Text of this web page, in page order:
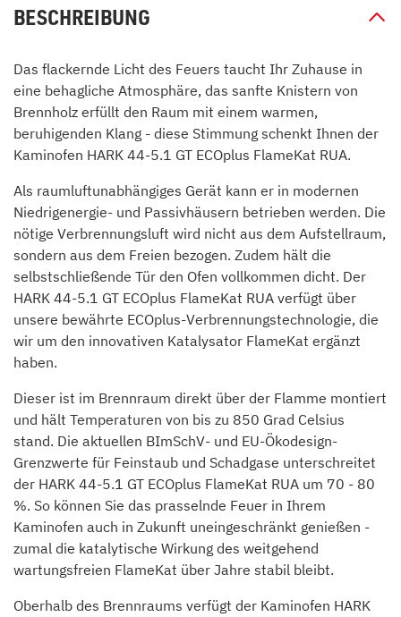
BESCHREIBUNG
Das flackernde Licht des Feuers taucht Ihr Zuhause in
eine behagliche Atmosphäre, das sanfte Knistern von
Brennholz erfüllt den Raum mit einem warmen,
beruhigenden Klang - diese Stimmung schenkt Ihnen der
Kaminofen HARK 44-5.1 GT ECOplus FlameKat RUA.
Als raumluftunabhängiges Gerät kann er in modernen
Niedrigenergie- und Passivhäusern betrieben werden. Die
nötige Verbrennungsluft wird nicht aus dem Aufstellraum,
sondern aus dem Freien bezogen. Zudem hält die
selbstschließende Tür den Ofen vollkommen dicht. Der
HARK 44-5.1 GT ECOplus FlameKat RUA verfügt über
unsere bewährte ECOplus-Verbrennungstechnologie, die
wir um den innovativen Katalysator FlameKat ergänzt
haben.
Dieser ist im Brennraum direkt über der Flamme montiert
und hält Temperaturen von bis zu 850 Grad Celsius
stand. Die aktuellen BImSchV- und EU-Ökodesign-
Grenzwerte für Feinstaub und Schadgase unterschreitet
der HARK 44-5.1 GT ECOplus FlameKat RUA um 70 - 80
%. So können Sie das prasselnde Feuer in Ihrem
Kaminofen auch in Zukunft uneingeschränkt genießen -
zumal die katalytische Wirkung des weitgehend
wartungsfreien FlameKat über Jahre stabil bleibt.
Oberhalb des Brennraums verfügt der Kaminofen HARK